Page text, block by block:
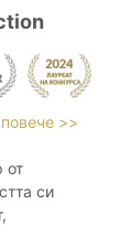
>>
от
си